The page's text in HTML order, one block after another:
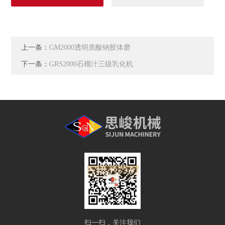
上一条：GM2000透明质酸钠胶体磨
下一条：GRS2000石榴汁三级乳化机
扫一扫，关注我们